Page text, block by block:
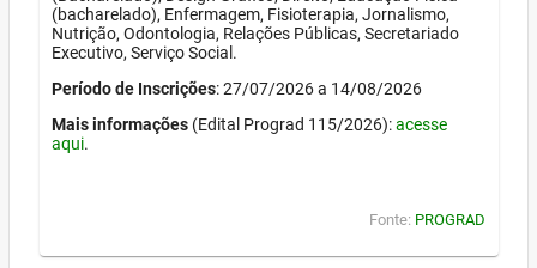
(bacharelado), Enfermagem, Fisioterapia, Jornalismo,
Nutrição, Odontologia, Relações Públicas, Secretariado
Executivo, Serviço Social.
Período de Inscrições: 27/07/2026 a 14/08/2026
Mais informações (Edital Prograd 115/2026):acesse
aqui.
Fonte: PROGRAD